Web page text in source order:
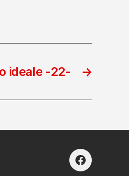
→
ideale -22-
facebook